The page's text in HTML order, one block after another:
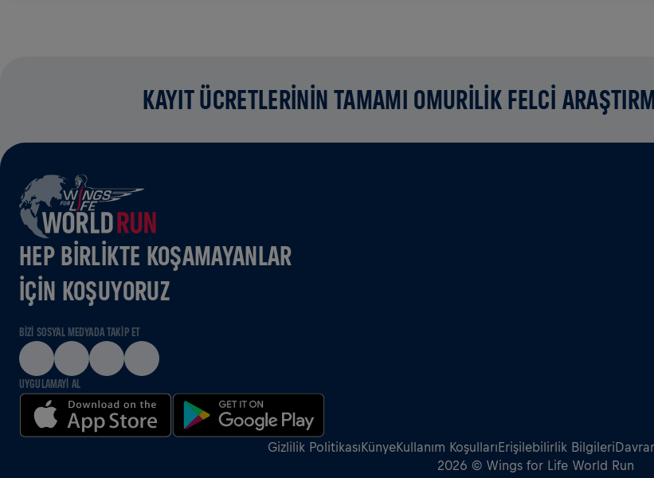
KAYIT ÜCRETLERİNİN TAMAMI OMURİLİK FELCİ
HEP BIRLIKTE KOŞAMAYANLAR
IÇIN KOŞUYORUZ
BIZI SOSYAL MEDYADA TAKIP ET
UYGULAMAYI AL
Gizlilik PolitikasıKünyeKullanım KoşullarıErişilebilirlik Bilgileri
2026 © Wings for Life World Run